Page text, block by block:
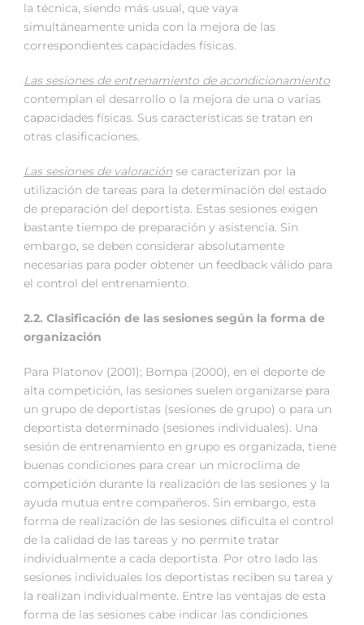
la técnica, siendo más usual, que vaya
simultáneamente unida con la mejora de las
correspondientes capacidades físicas.
Las sesiones de entrenamiento de acondicionamiento
contemplan el desarrollo o la mejora de una o varias
capacidades físicas. Sus características se tratan en
otras clasificaciones.
Las sesiones de valoraciónse caracterizan por la
utilización de tareas para la determinación del estado
de preparación del deportista. Estas sesiones exigen
bastante tiempo de preparación y asistencia. Sin
embargo, se deben considerar absolutamente
necesarias para poder obtener un feedback válido para
el control del entrenamiento.
2.2. Clasificación de las sesiones según la forma de
organización
Para Platonov (2001); Bompa (2000), en el deporte de
alta competición, las sesiones suelen organizarse para
un grupo de deportistas (sesiones de grupo) o para un
deportista determinado (sesiones individuales). Una
sesión de entrenamiento en grupo es organizada, tiene
buenas condiciones para crear un microclima de
competición durante la realización de las sesiones y la
ayuda mutua entre compañeros. Sin embargo, esta
forma de realización de las sesiones dificulta el control
de la calidad de las tareas y no permite tratar
individualmente a cada deportista. Por otro lado las
sesiones individuales los deportistas reciben su tarea y
la realizan individualmente. Entre las ventajas de esta
forma de las sesiones cabe indicar las condiciones